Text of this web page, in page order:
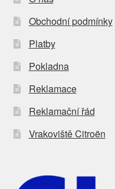
Obchodní podmínky
Platby
Pokladna
Reklamace
Reklamační řád
Vrakoviště Citroën